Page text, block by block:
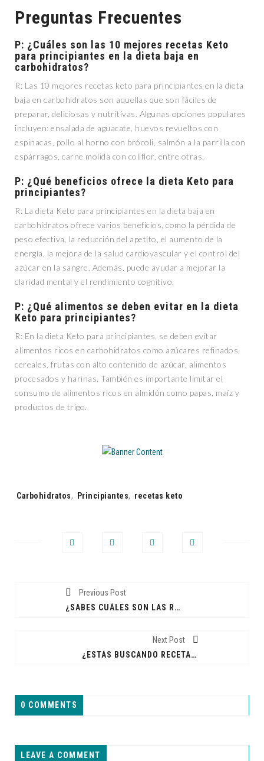
Preguntas Frecuentes
P: ¿Cuáles son las 10 mejores recetas Keto
para principiantes en la dieta baja en
carbohidratos?
R: Las 10 mejores recetas keto para principiantes en la dieta
baja en carbohidratos son aquellas que son fáciles de
preparar, deliciosas y nutritivas. Algunas opciones populares
incluyen: ensalada de aguacate, huevos revueltos con
espinacas, pollo al horno con brócoli, salmón a la parrilla con
espárragos, carne molida con coliflor, entre otras.
P: ¿Qué beneficios ofrece la dieta Keto para
principiantes?
R: La dieta Keto para principiantes en la dieta baja en
carbohidratos ofrece varios beneficios, como la pérdida de
peso efectiva, la reducción del apetito, el aumento de la
energía, la mejora de la salud cardiovascular y el control del
azúcar en la sangre. Además, puede ayudar a mejorar la
claridad mental y el rendimiento cognitivo.
P: ¿Qué alimentos se deben evitar en la dieta
Keto para principiantes?
R: En la dieta Keto para principiantes, se deben evitar
alimentos ricos en carbohidratos como azúcares refinados,
cereales, frutas con alto contenido de azúcar, alimentos
procesados y harinas. También es importante limitar el
consumo de alimentos ricos en almidón como papas, maíz y
productos de trigo.
Tags:
Carbohidratos, Principiantes, recetas keto
Previous Post
¿SABES CUÁLES SON LAS RECETAS KETO MÁS SENCILLAS Y DELICIOSAS QUE PUEDES PREPARAR HOY MISMO?
Next Post
¿ESTÁS BUSCANDO RECETAS KETO RÁPIDAS Y SENCILLAS PARA UNA ALIMENTACIÓN SALUDABLE?
0 COMMENTS
LEAVE A COMMENT